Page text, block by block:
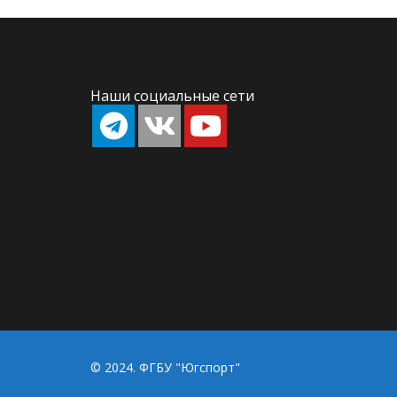
Наши социальные сети
© 2024. ФГБУ "Югспорт"